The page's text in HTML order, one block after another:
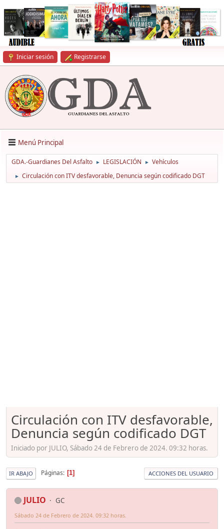
Iniciar sesión Registrarse
Menú Principal
GDA.-Guardianes Del Asfalto ► LEGISLACIÓN ► Vehículos
► Circulación con ITV desfavorable, Denuncia según codificado DGT
Circulación con ITV desfavorable,
Denuncia según codificado DGT
Iniciado por JULIO, Sábado 24 de Febrero de 2024. 09:32 horas.
IR ABAJO Páginas 1 ACCIONES DEL USUARIO
JULIO GC
Sábado 24 de Febrero de 2024. 09:32 horas.